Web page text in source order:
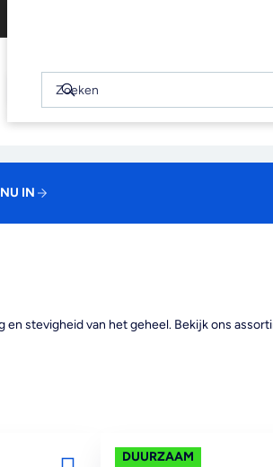
IN
stevigheid van het geheel. Bekijk ons
DUURZAAM
Je winkelwagen is
Zoeken